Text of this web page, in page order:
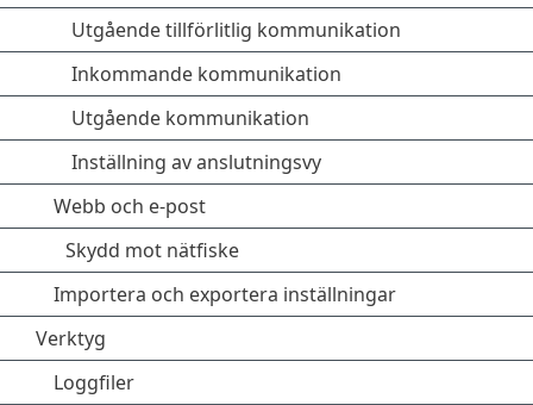
Utgående tillförlitlig kommunikation
Inkommande kommunikation
Utgående kommunikation
Inställning av anslutningsvy
Webb och e-post
Skydd mot nätfiske
Importera och exportera inställningar
Verktyg
Loggfiler